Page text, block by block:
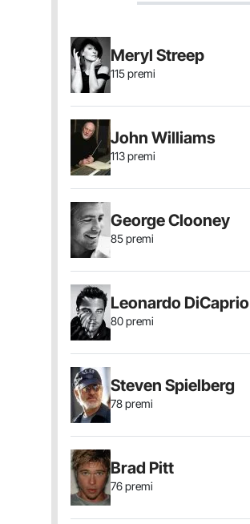
Meryl Streep
115 premi
John Williams
113 premi
George Clooney
85 premi
Leonardo DiCaprio
80 premi
Steven Spielberg
78 premi
Brad Pitt
76 premi